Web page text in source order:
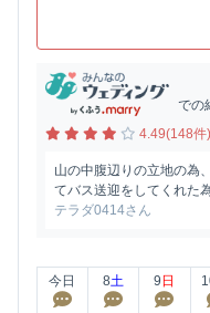
での
4.49(148件)
山の中腹辺りの立地の為
てバス送迎をしてくれた為
テラダ0414さん
今日 8土 9 日